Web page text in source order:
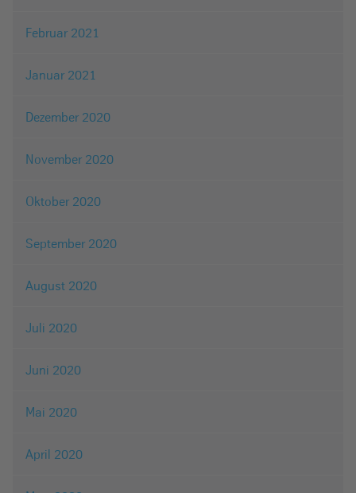
Februar 2021
Januar 2021
Dezember 2020
November 2020
Oktober 2020
September 2020
August 2020
Juli 2020
Juni 2020
Mai 2020
April 2020